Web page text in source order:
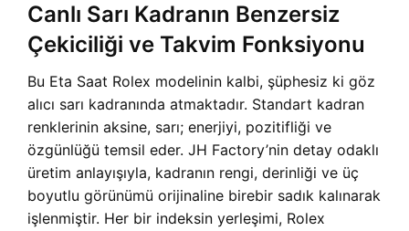
Canlı Sarı Kadranın Benzersiz
Çekiciliği ve Takvim Fonksiyonu
Bu Eta Saat Rolex modelinin kalbi, şüphesiz ki göz
alıcı sarı kadranında atmaktadır. Standart kadran
renklerinin aksine, sarı; enerjiyi, pozitifliği ve
özgünlüğü temsil eder. JH Factory’nin detay odaklı
üretim anlayışıyla, kadranın rengi, derinliği ve üç
boyutlu görünümü orijinaline birebir sadık kalınarak
işlenmiştir. Her bir indeksin yerleşimi, Rolex